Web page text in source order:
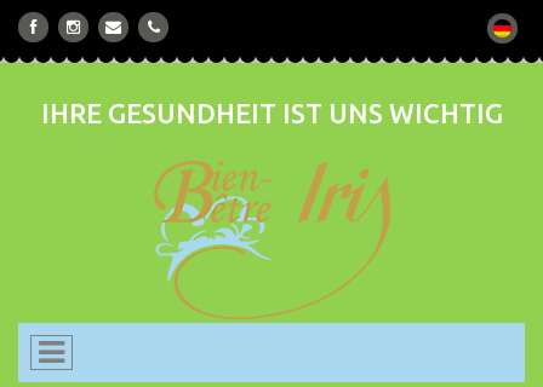
IHRE GESUNDHEIT IST UNS WICHTIG